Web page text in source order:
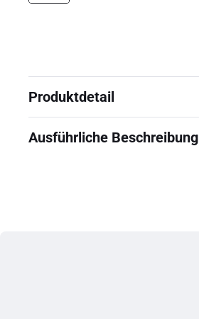
Produktdetail
Ausführliche Beschreibung